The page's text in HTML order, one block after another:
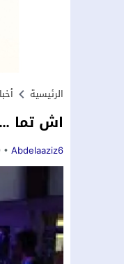
الرئيسية
اش تما
Abdelaaziz6